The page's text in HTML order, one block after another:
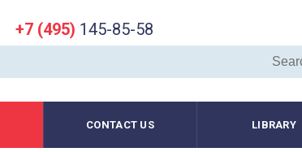
+7 (495) 145-85-58
CONTACT US LIBRARY